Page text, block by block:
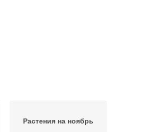
Растения на ноябрь